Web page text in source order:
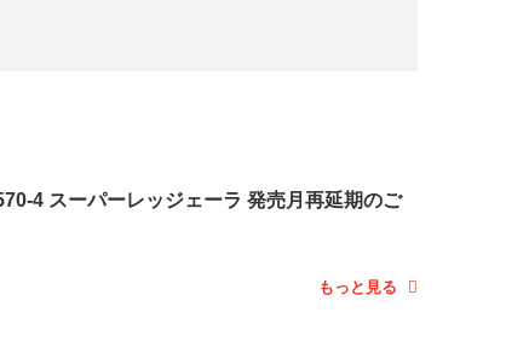
4 スーパーレッジェーラ 発売月再延期のご
もっと見る